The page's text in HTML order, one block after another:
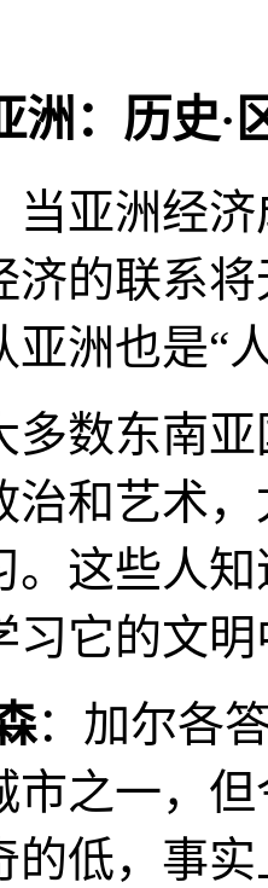
洲：历史·
当亚洲经
济的联系
亚洲也是“
多数东南
治和艺术
。这些人
习它的文
：加尔各
市之一，
的低，事